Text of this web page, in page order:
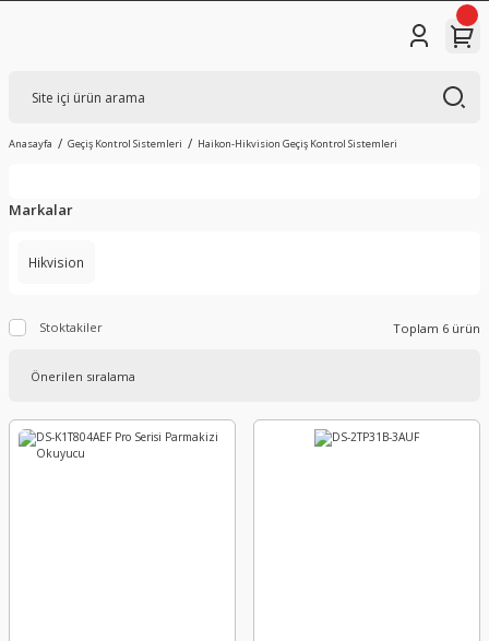
Anasayfa Geçiş Kontrol Sistemleri Haikon-Hikvision Geçiş Kontrol Sistemleri
Markalar
Hikvision
Stoktakiler Toplam 6 ürün